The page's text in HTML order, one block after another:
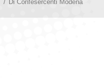
Di Confesercenti Modena